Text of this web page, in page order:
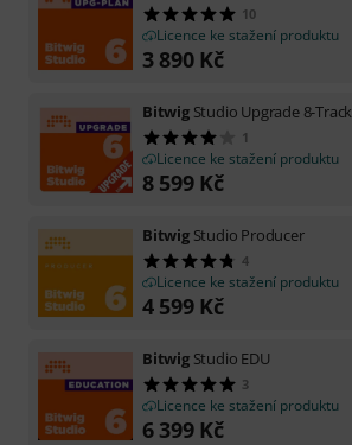
10
Licence ke stažení produktu
3 890 Kč
Bitwig Studio Upgrade 8-Track
1
Licence ke stažení produktu
8 599 Kč
Bitwig Studio Producer
4
Licence ke stažení produktu
4 599 Kč
Bitwig Studio EDU
3
Licence ke stažení produktu
6 399 Kč